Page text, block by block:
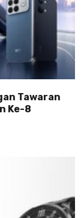
Tawaran
Ke-8